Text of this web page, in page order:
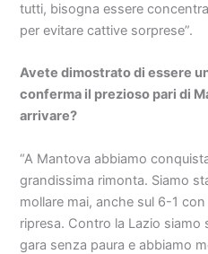
tutti, bisogna essere
per evitare cattive sorprese”.
Avete dimostrato di essere
conferma il prezioso pari di
arrivare?
“A Mantova abbiamo
grandissima rimonta. Siamo
mollare mai, anche sul 6-1
ripresa. Contro la Lazio siamo
gara senza paura e abbiamo